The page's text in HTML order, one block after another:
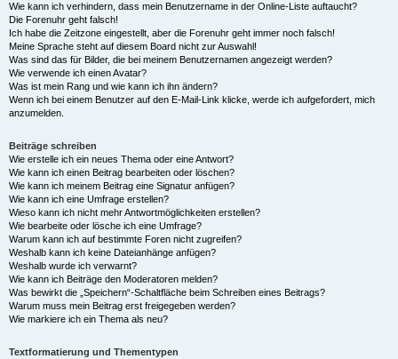
Wie kann ich verhindern, dass mein Benutzername in der Online-Liste auftaucht?
Die Forenuhr geht falsch!
Ich habe die Zeitzone eingestellt, aber die Forenuhr geht immer noch falsch!
Meine Sprache steht auf diesem Board nicht zur Auswahl!
Was sind das für Bilder, die bei meinem Benutzernamen angezeigt werden?
Wie verwende ich einen Avatar?
Was ist mein Rang und wie kann ich ihn ändern?
Wenn ich bei einem Benutzer auf den E-Mail-Link klicke, werde ich aufgefordert, mich
anzumelden.
Beiträge schreiben
Wie erstelle ich ein neues Thema oder eine Antwort?
Wie kann ich einen Beitrag bearbeiten oder löschen?
Wie kann ich meinem Beitrag eine Signatur anfügen?
Wie kann ich eine Umfrage erstellen?
Wieso kann ich nicht mehr Antwortmöglichkeiten erstellen?
Wie bearbeite oder lösche ich eine Umfrage?
Warum kann ich auf bestimmte Foren nicht zugreifen?
Weshalb kann ich keine Dateianhänge anfügen?
Weshalb wurde ich verwarnt?
Wie kann ich Beiträge den Moderatoren melden?
Was bewirkt die „Speichern“-Schaltfläche beim Schreiben eines Beitrags?
Warum muss mein Beitrag erst freigegeben werden?
Wie markiere ich ein Thema als neu?
Textformatierung und Thementypen